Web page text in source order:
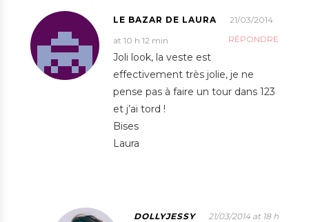
LE BAZAR DE LAURA
21/03/2014
at 10 h 12 min
RÉPONDRE
Joli look, la veste est
effectivement très jolie, je ne
pense pas à faire un tour dans 123
et j’ai tord !
Bises
Laura
DOLLYJESSY
21/03/2014 at 18 h